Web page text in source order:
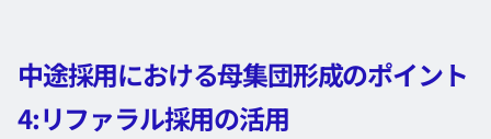
中途採用における母集団形成のポイント
4:リファラル採用の活用